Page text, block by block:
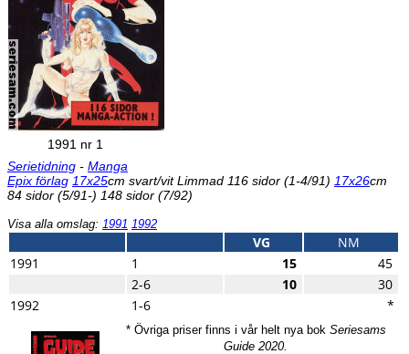
1991 nr 1
Serietidning - Manga
Epix förlag 17x25cm svart/vit Limmad 116 sidor (1-4/91) 17x26cm
84 sidor (5/91-) 148 sidor (7/92)
Visa alla omslag: 1991 1992
VG
NM
1991
1 15
45
2-6
10
30
1992
1-6 *
* Övriga priser finns i vår helt nya bok Seriesams
Guide 2020.